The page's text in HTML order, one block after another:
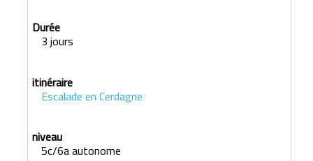
3 jours
Escalade en Cerdagne
5c/6a autonome